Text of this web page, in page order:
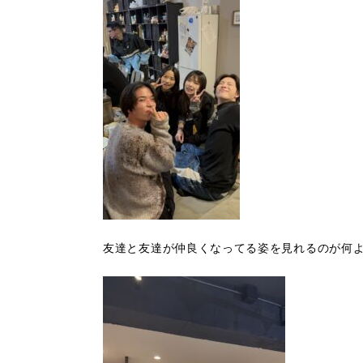
友達と友達が仲良くなってる姿を見れるのが何